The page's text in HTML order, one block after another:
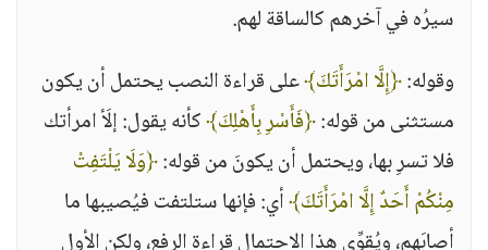
سيرُه في آخرهم كالساقة لهم.
وقوله:﴿إِلَّا امْرَأَتَكَ﴾على قراءة النصب يحتمل أن يكون
مستثنى من قوله:﴿فَأَسْرِ بِأَهْلِكَ﴾كأنه يقول: إلَأ امرأتك
فلا تسرِ بها، ويحتمل أن يكونَ من قوله:﴿وَلَا يَلْتَفِتْ
مِنْكُمْ أَحَدٌ إِلَّا امْرَأَتَكَ﴾أي: فإنها ستلتفت فيُصيبها ما